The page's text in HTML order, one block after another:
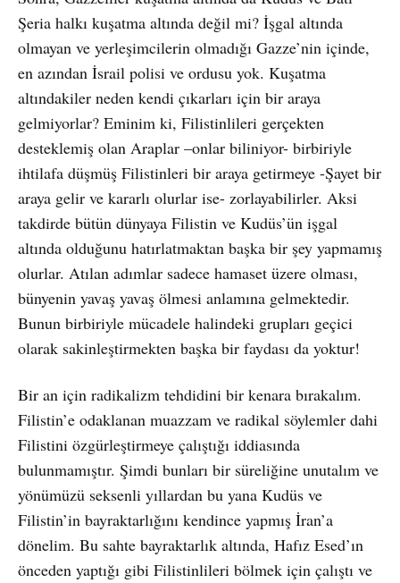
Şeria halkı kuşatma altında değil mi? İşgal altında
olmayan ve yerleşimcilerin olmadığı Gazze’nin içinde,
en azından İsrail polisi ve ordusu yok. Kuşatma
altındakiler neden kendi çıkarları için bir araya
gelmiyorlar? Eminim ki, Filistinlileri gerçekten
desteklemiş olan Araplar –onlar biliniyor- birbiriyle
ihtilafa düşmüş Filistinleri bir araya getirmeye -Şayet bir
araya gelir ve kararlı olurlar ise- zorlayabilirler. Aksi
takdirde bütün dünyaya Filistin ve Kudüs’ün işgal
altında olduğunu hatırlatmaktan başka bir şey yapmamış
olurlar. Atılan adımlar sadece hamaset üzere olması,
bünyenin yavaş yavaş ölmesi anlamına gelmektedir.
Bunun birbiriyle mücadele halindeki grupları geçici
olarak sakinleştirmekten başka bir faydası da yoktur!
Bir an için radikalizm tehdidini bir kenara bırakalım.
Filistin’e odaklanan muazzam ve radikal söylemler dahi
Filistini özgürleştirmeye çalıştığı iddiasında
bulunmamıştır. Şimdi bunları bir süreliğine unutalım ve
yönümüzü seksenli yıllardan bu yana Kudüs ve
Filistin’in bayraktarlığını kendince yapmış İran’a
dönelim. Bu sahte bayraktarlık altında, Hafız Esed’ın
önceden yaptığı gibi Filistinlileri bölmek için çalıştı ve